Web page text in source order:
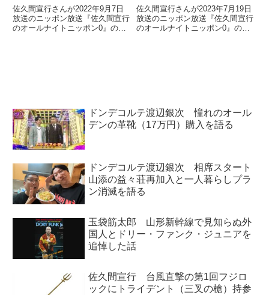
佐久間宣行さんが2022年9月7日
放送のニッポン放送『佐久間宣行
のオールナイトニッポン0』の中
佐久間宣行さんが2023年7月19日
放送のニッポン放送『佐久間宣行
のオールナイトニッポン0』の中
ドンデコルテ渡辺銀次 憧れのオール
デンの革靴（17万円）購入を語る
ドンデコルテ渡辺銀次 相席スタート
山添の益々荘再加入と一人暮らしプラ
ン消滅を語る
玉袋筋太郎 山形新幹線で見知らぬ外
国人とドリー・ファンク・ジュニアを
追悼した話
佐久間宣行 台風直撃の第1回フジロ
ックにトライデント（三叉の槍）持参